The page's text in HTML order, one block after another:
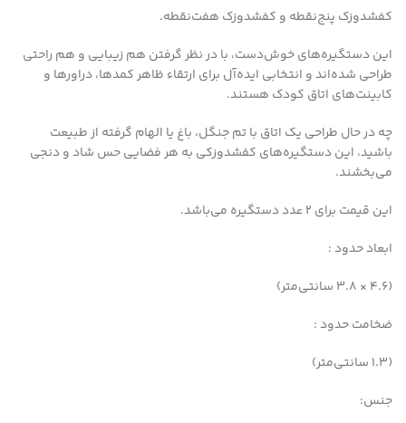
کفشدوزک پنج‌نقطه و کفشدوزک هفت‌نقطه.
این دستگیره‌های خوش‌دست، با در نظر گرفتن هم زیبایی و هم راحتی
طراحی شده‌اند و انتخابی ایده‌آل برای ارتقاء ظاهر کمدها، دراورها و
کابینت‌های اتاق کودک هستند.
چه در حال طراحی یک اتاق با تم جنگل، باغ یا الهام گرفته از طبیعت
باشید، این دستگیره‌های کفشدوزکی به هر فضایی حس شاد و دنجی
می‌بخشند.
این قیمت برای 2 عدد دستگیره می‌باشد.
ابعاد حدود :
(4.6 × 3.8 سانتی‌متر)
ضخامت حدود :
(1.3 سانتی‌متر)
جنس: